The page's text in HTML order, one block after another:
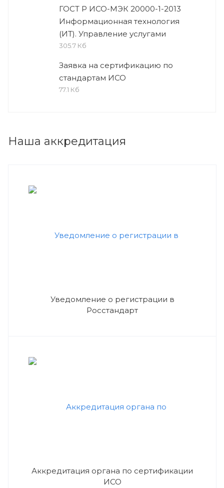
ГОСТ Р ИСО-МЭК 20000-1-2013
Информационная технология
(ИТ). Управление услугами
305.7 Кб
Заявка на сертификацию по
стандартам ИСО
77.1 Кб
Наша аккредитация
Уведомление о регистрации в
Росстандарт
Аккредитация органа по сертификации
ИСО